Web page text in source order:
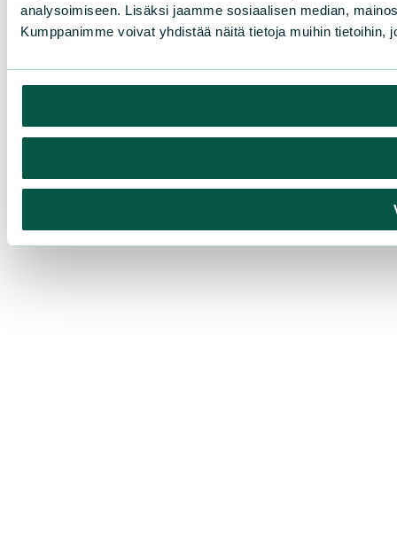
analysoimiseen. Lisäksi jaamme sosiaalisen median,
Kumppanimme voivat yhdistää näitä tietoja muihin tietoihin,